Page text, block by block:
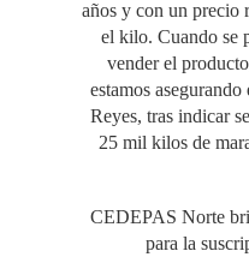
años y con un precio
el kilo. Cuando se
vender el
estamos
Reyes, tras indicar
25 mil kilos de
CEDEPAS Norte
para la